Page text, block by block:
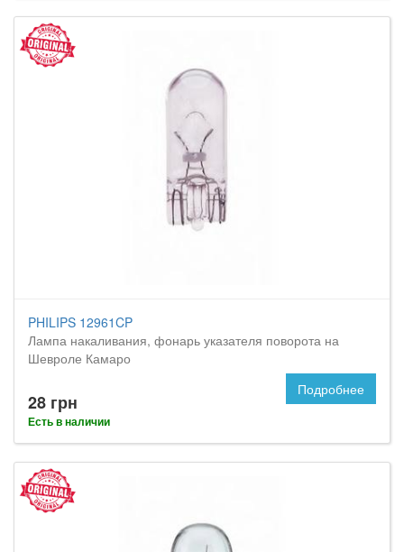
PHILIPS 12961CP
Лампа накаливания, фонарь указателя поворота на
Шевроле Камаро
28 грн
Есть в наличии
Подробнее